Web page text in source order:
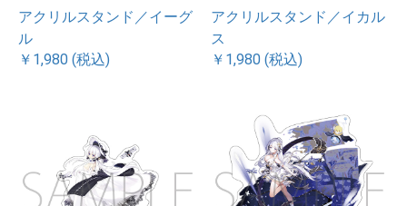
アクリルスタンド／イーグ
ル
￥1,980 (税込)
アクリルスタンド／イカル
ス
￥1,980 (税込)